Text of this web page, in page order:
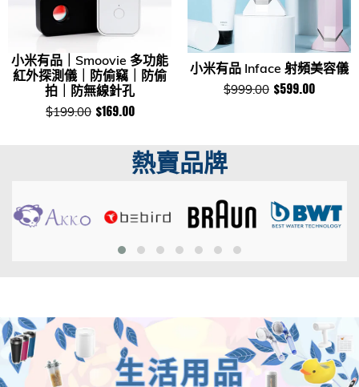
小米有品｜Smoovie 多功能
紅外探測儀｜防偷竊｜防偷
拍｜防無線針孔
$199.00 $169.00
小米有品 Inface 射頻美容儀
$999.00 $599.00
熱賣品牌